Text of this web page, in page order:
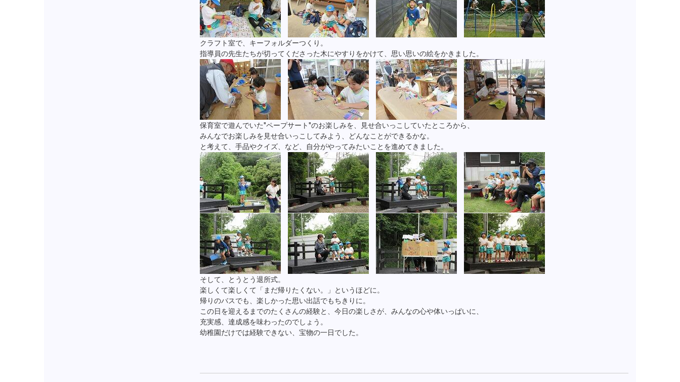
クラフト室で、キーフォルダーつくり。
指導員の先生たちが切ってくださった木にやすりをかけて、思い思いの絵をかきました。
保育室で遊んでいた"ペープサート"のお楽しみを、見せ合いっこしていたところから、
みんなでお楽しみを見せ合いっこしてみよう、どんなことができるかな。
と考えて、手品やクイズ、など、自分がやってみたいことを進めてきました。
そして、とうとう退所式。
楽しくて楽しくて「まだ帰りたくない。」というほどに。
帰りのバスでも、楽しかった思い出話でもちきりに。
この日を迎えるまでのたくさんの経験と、今日の楽しさが、みんなの心や体いっぱいに、
充実感、達成感を味わったのでしょう。
幼稚園だけでは経験できない、宝物の一日でした。